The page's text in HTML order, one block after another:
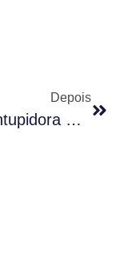
Depois
Desentupidora De Águas Pluviais Em São Paulo